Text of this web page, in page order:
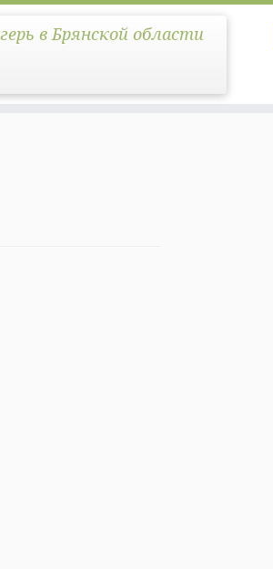
в Брянской области